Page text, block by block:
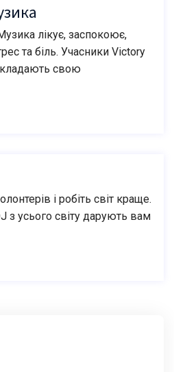
лікує, заспокоює,
та біль. Учасники Victory
свою
і робіть світ краще.
з усього світу дарують вам